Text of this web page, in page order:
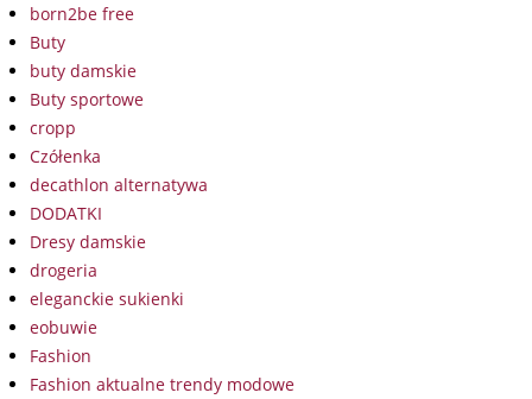
born2be free
Buty
buty damskie
Buty sportowe
cropp
Czółenka
decathlon alternatywa
DODATKI
Dresy damskie
drogeria
eleganckie sukienki
eobuwie
Fashion
Fashion aktualne trendy modowe